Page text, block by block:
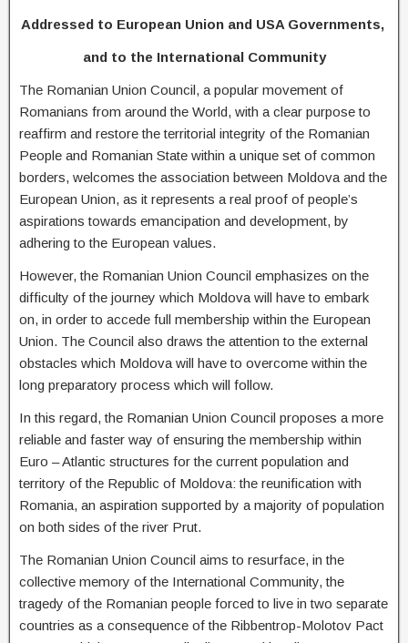
Addressed to European Union and USA Governments,
and to the International Community
The Romanian Union Council, a popular movement of
Romanians from around the World, with a clear purpose to
reaffirm and restore the territorial integrity of the Romanian
People and Romanian State within a unique set of common
borders, welcomes the association between Moldova and the
European Union, as it represents a real proof of people’s
aspirations towards emancipation and development, by
adhering to the European values.
However, the Romanian Union Council emphasizes on the
difficulty of the journey which Moldova will have to embark
on, in order to accede full membership within the European
Union. The Council also draws the attention to the external
obstacles which Moldova will have to overcome within the
long preparatory process which will follow.
In this regard, the Romanian Union Council proposes a more
reliable and faster way of ensuring the membership within
Euro – Atlantic structures for the current population and
territory of the Republic of Moldova: the reunification with
Romania, an aspiration supported by a majority of population
on both sides of the river Prut.
The Romanian Union Council aims to resurface, in the
collective memory of the International Community, the
tragedy of the Romanian people forced to live in two separate
countries as a consequence of the Ribbentrop-Molotov Pact